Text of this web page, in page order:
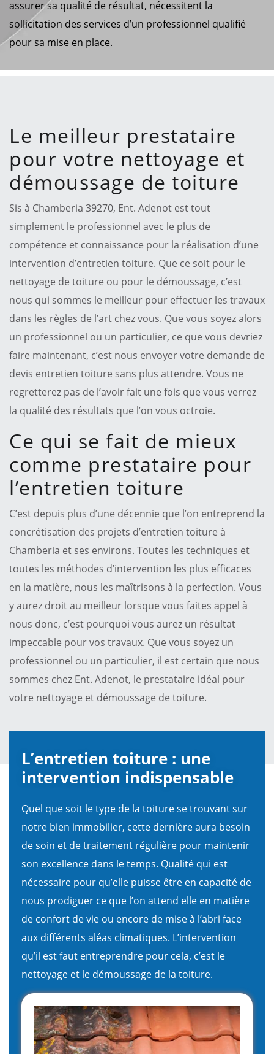
assurer sa qualité de résultat, nécessitent la
sollicitation des services d’un professionnel qualifié
pour sa mise en place.
Le meilleur prestataire
pour votre nettoyage et
démoussage de toiture
Sis à Chamberia 39270, Ent. Adenot est tout
simplement le professionnel avec le plus de
compétence et connaissance pour la réalisation d’une
intervention d’entretien toiture. Que ce soit pour le
nettoyage de toiture ou pour le démoussage, c’est
nous qui sommes le meilleur pour effectuer les travaux
dans les règles de l’art chez vous. Que vous soyez alors
un professionnel ou un particulier, ce que vous devriez
faire maintenant, c’est nous envoyer votre demande de
devis entretien toiture sans plus attendre. Vous ne
regretterez pas de l’avoir fait une fois que vous verrez
la qualité des résultats que l’on vous octroie.
Ce qui se fait de mieux
comme prestataire pour
l’entretien toiture
C’est depuis plus d’une décennie que l’on entreprend la
concrétisation des projets d’entretien toiture à
Chamberia et ses environs. Toutes les techniques et
toutes les méthodes d’intervention les plus efficaces
en la matière, nous les maîtrisons à la perfection. Vous
y aurez droit au meilleur lorsque vous faites appel à
nous donc, c’est pourquoi vous aurez un résultat
impeccable pour vos travaux. Que vous soyez un
professionnel ou un particulier, il est certain que nous
sommes chez Ent. Adenot, le prestataire idéal pour
votre nettoyage et démoussage de toiture.
L’entretien toiture : une
intervention indispensable
Quel que soit le type de la toiture se trouvant sur
notre bien immobilier, cette dernière aura besoin
de soin et de traitement régulière pour maintenir
son excellence dans le temps. Qualité qui est
nécessaire pour qu’elle puisse être en capacité de
nous prodiguer ce que l’on attend elle en matière
de confort de vie ou encore de mise à l’abri face
aux différents aléas climatiques. L’intervention
qu’il est faut entreprendre pour cela, c’est le
nettoyage et le démoussage de la toiture.